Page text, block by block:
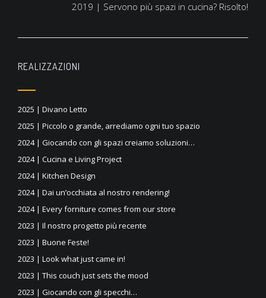
2019 | Servono più spazi in cucina? Risolto!
REALIZZAZIONI
2025 | Divano Letto
2025 | Piccolo o grande, arrediamo ogni tuo spazio
2024 | Giocando con gli spazi creiamo soluzioni…
2024 | Cucina e Living Project
2024 | Kitchen Design
2024 | Dai un’occhiata al nostro rendering!
2024 | Every forniture comes from our store
2023 | Il nostro progetto più recente
2023 | Buone Feste!
2023 | Look what just came in!
2023 | This couch just sets the mood
2023 | Giocando con gli specchi…